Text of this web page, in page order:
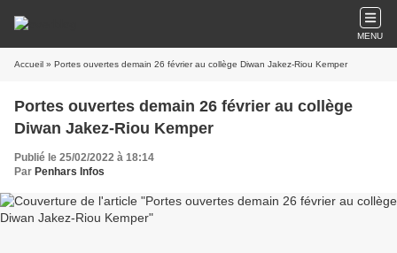
MENU
Accueil » Portes ouvertes demain 26 février au collège Diwan Jakez-Riou Kemper
Portes ouvertes demain 26 février au collège
Diwan Jakez-Riou Kemper
Publié le 25/02/2022 à 18:14
Par Penhars Infos